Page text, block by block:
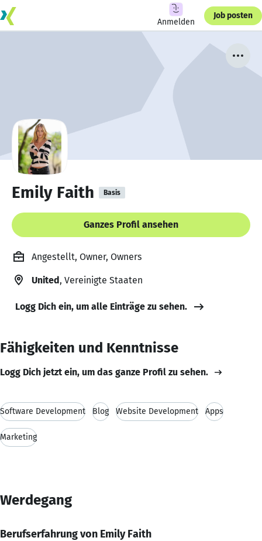
Anmelden
Job posten
Emily Faith Basis
Ganzes Profil ansehen
Angestellt, Owner, Owners
United, Vereinigte Staaten
Logg Dich ein, um alle Einträge zu sehen.
Fähigkeiten und Kenntnisse
Logg Dich jetzt ein, um das ganze Profil zu sehen.
Software Development Blog Website Development Apps
Marketing
Werdegang
Berufserfahrung von Emily Faith